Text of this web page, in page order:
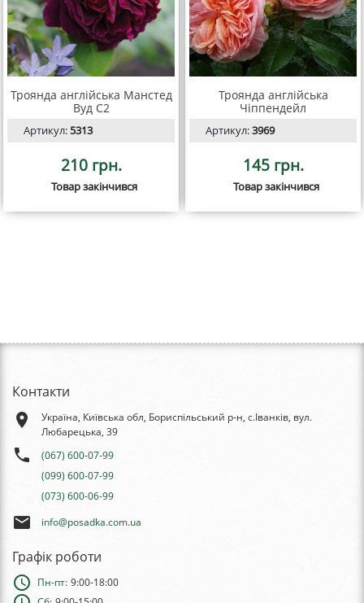
Троянда англійська Манстед
Вуд С2
Артикул:5313
210 грн.
Товар закінчився
Троянда англійська
Чіппендейл
Артикул:3969
145 грн.
Товар закінчився
Контакти
place
Україна, Київська обл, Бориспільський р-н, с.Іванків, вул.
Любарецька, 39
phone
(067) 600-07-99
(099) 600-07-99
(073) 600-06-99
email info@posadka.com.ua
Графік роботи
schedule Пн-пт: 9:00-18:00